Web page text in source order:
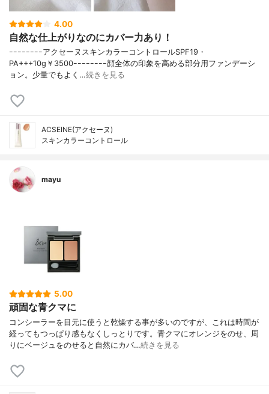
4.00
自然な仕上がりなのにカバー力あり！
ｰｰｰｰｰｰｰｰアクセーヌスキンカラーコントロールSPF19・
PA+++10g￥3500ｰｰｰｰｰｰｰｰ顔全体の印象を高める部分用ファンデーシ
ョン。少量でもよく…続きを見る
ACSEINE(アクセーヌ)
スキンカラーコントロール
mayu
5.00
頑固な青クマに
コンシーラーを目元に使うと乾燥する事が多いのですが、これは時間が
経ってもつっぱり感もなくしっとりです。青クマにオレンジをのせ、周
りにベージュをのせると自然にカバ…続きを見る